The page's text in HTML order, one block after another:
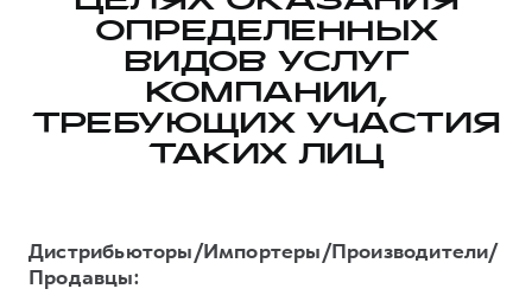
от 3 499 000 ₽
F7
от 2 899 000 ₽
F7X
Найти дилера
ФИНАНСЫ
Кредит
Страхование
ДЛЯ БИЗНЕСА
Одежда и сувениры
ПОДДЕРЖКА
GWM Безопасность
Регламенты ТО
Производство в России
О КОМПАНИИ
ОПРЕДЕЛЕННЫХ
ВИДОВ УСЛУГ
КОМПАНИИ,
ТРЕБУЮЩИХ УЧАСТИЯ
ТАКИХ ЛИЦ
Дистрибьюторы/Импортеры/Производители/
Продавцы: